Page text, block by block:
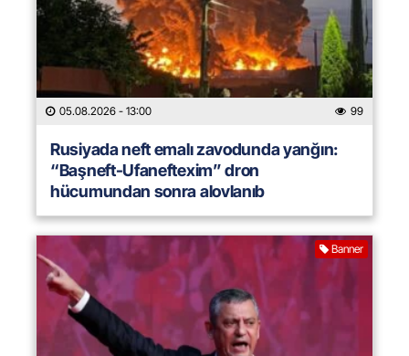
05.08.2026 - 13:00 99
Rusiyada neft emalı zavodunda yanğın:
“Başneft-Ufaneftexim” dron
hücumundan sonra alovlanıb
Banner